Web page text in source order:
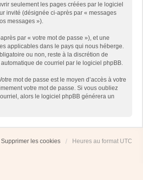
seulement les pages créées par le logiciel
invité (désignée ci-après par « messages
messages »).
par « votre mot de passe »), et une
applicables dans le pays qui nous héberge.
ou non, reste à la discrétion de
de courriel par le logiciel phpBB.
mot de passe est le moyen d’accès à votre
votre mot de passe. Si vous oubliez
alors le logiciel phpBB générera un
Supprimer les cookies Heures au format UTC